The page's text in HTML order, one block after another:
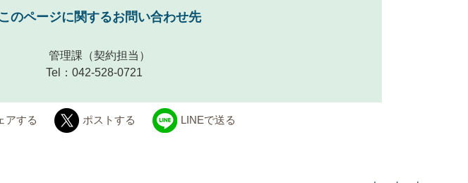
このページに関するお問い合わせ先
管理課 （契約担当）
Tel：042-528-0721
アする ポストする LINEで送る